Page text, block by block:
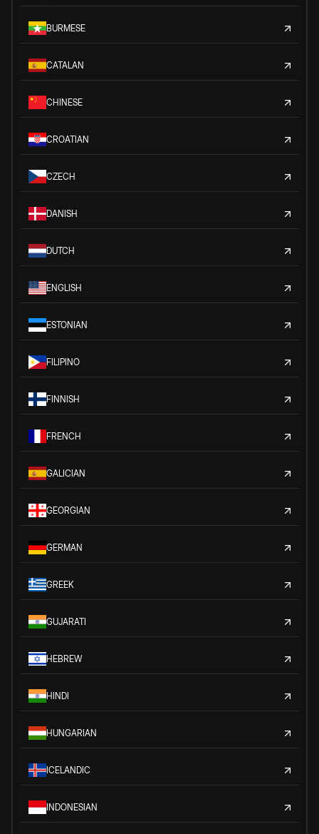
BURMESE
CATALAN
CHINESE
CROATIAN
CZECH
DANISH
DUTCH
ENGLISH
ESTONIAN
FILIPINO
FINNISH
FRENCH
GALICIAN
GEORGIAN
GERMAN
GREEK
GUJARATI
HEBREW
HINDI
HUNGARIAN
ICELANDIC
INDONESIAN